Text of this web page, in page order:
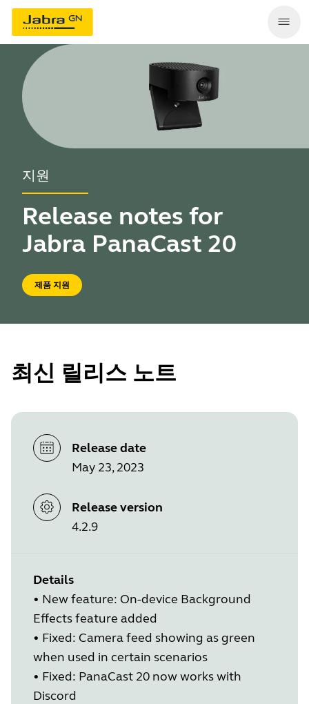
지원
Release notes for
Jabra PanaCast 20
제품 지원
최신 릴리스 노트
Release date
May 23, 2023
Release version
4.2.9
Details
• New feature: On-device Background
Effects feature added
• Fixed: Camera feed showing as green
when used in certain scenarios
• Fixed: PanaCast 20 now works with
Discord